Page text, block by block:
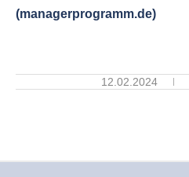
(managerprogramm.de)
12.02.2024